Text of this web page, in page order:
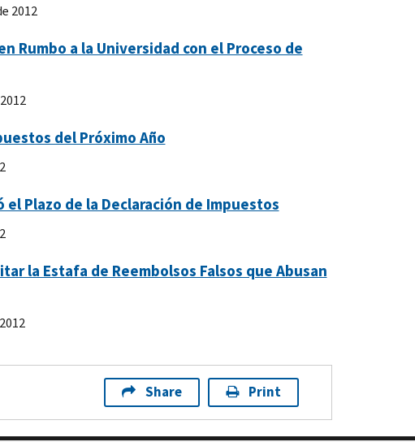
2012
Rumbo a la Universidad con el Proceso de
del Próximo Año
Plazo de la Declaración de Impuestos
la Estafa de Reembolsos Falsos que Abusan
Share Print